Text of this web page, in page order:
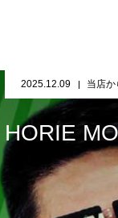
2025.12.09 当店
HORIE